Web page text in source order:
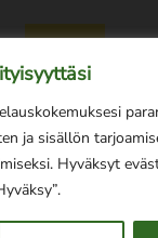
ja sisällön
Hyväksyt
Tietosuojaseloste